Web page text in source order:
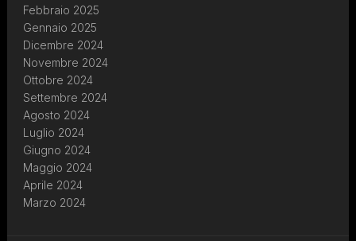
Febbraio 2025
Gennaio 2025
Dicembre 2024
Novembre 2024
Ottobre 2024
Settembre 2024
Agosto 2024
Luglio 2024
Giugno 2024
Maggio 2024
Aprile 2024
Marzo 2024